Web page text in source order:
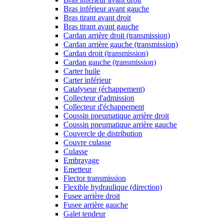
Bras inférieur avant gauche
Bras tirant avant droit
Bras tirant avant gauche
Cardan arrière droit (transmission)
Cardan arrière gauche (transmission)
Cardan droit (transmission)
Cardan gauche (transmission)
Carter huile
Carter inférieur
Catalyseur (échappement)
Collecteur d'admission
Collecteur d'échappement
Coussin pneumatique arrière droit
Coussin pneumatique arrière gauche
Couvercle de distribution
Couvre culasse
Culasse
Embrayage
Emetteur
Flector transmission
Flexible hydraulique (direction)
Fusee arrière droit
Fusee arrière gauche
Galet tendeur